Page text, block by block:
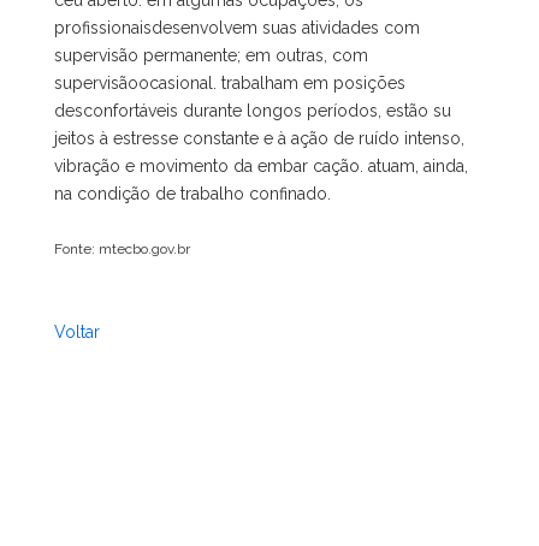
profissionaisdesenvolvem suas atividades com
supervisão permanente; em outras, com
supervisãoocasional. trabalham em posições
desconfortáveis durante longos períodos, estão su
jeitos à estresse constante e à ação de ruído intenso,
vibração e movimento da embar cação. atuam, ainda,
na condição de trabalho confinado.
Fonte: mtecbo.gov.br
Voltar